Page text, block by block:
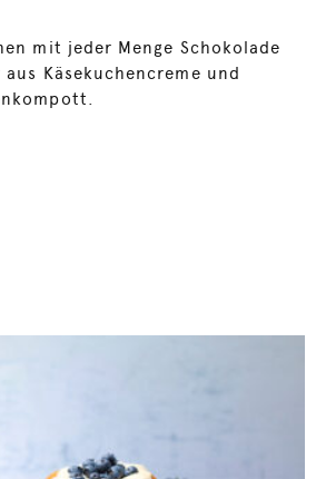
mit jeder Menge Schokolade
Käsekuchencreme und